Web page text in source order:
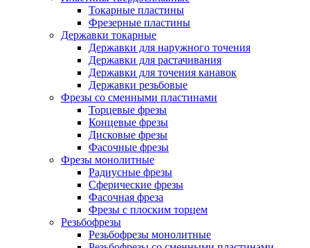
Токарные пластины
Фрезерные пластины
Державки токарные
Державки для наружного точения
Державки для растачивания
Державки для точения канавок
Державки резьбовые
Фрезы со сменными пластинами
Торцевые фрезы
Концевые фрезы
Дисковые фрезы
Фасочные фрезы
Фрезы монолитные
Радиусные фрезы
Сферические фрезы
Фасочная фреза
Фрезы с плоским торцем
Резьбофрезы
Резьбофрезы монолитные